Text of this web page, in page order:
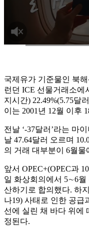
국제유가 기준물인 북
런던 ICE 선물거래소에
지시간) 22.49%(5.75달
이는 2001년 12월 이후
전날 ‘-37달러’라는 마
날 47.64달러 오르며
의 거래 대부분이 6월
앞서 OPEC+(OPEC과
일 화상회의에서 5∼6월
산하기로 합의했다. 하
나19) 사태로 인한 공급
선에 실린 채 바다 위에
정된다.